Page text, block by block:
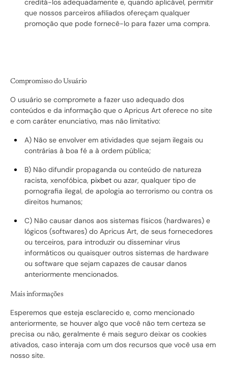
creditá-los adequadamente e, quando aplicável, permitir
que nossos parceiros afiliados ofereçam qualquer
promoção que pode fornecê-lo para fazer uma compra.
Compromisso do Usuário
O usuário se compromete a fazer uso adequado dos
conteúdos e da informação que o Apricus Art oferece no site
e com caráter enunciativo, mas não limitativo:
A) Não se envolver em atividades que sejam ilegais ou
contrárias à boa fé a à ordem pública;
B) Não difundir propaganda ou conteúdo de natureza
racista, xenofóbica, pixbet ou azar, qualquer tipo de
pornografia ilegal, de apologia ao terrorismo ou contra os
direitos humanos;
C) Não causar danos aos sistemas físicos (hardwares) e
lógicos (softwares) do Apricus Art, de seus fornecedores
ou terceiros, para introduzir ou disseminar vírus
informáticos ou quaisquer outros sistemas de hardware
ou software que sejam capazes de causar danos
anteriormente mencionados.
Mais informações
Esperemos que esteja esclarecido e, como mencionado
anteriormente, se houver algo que você não tem certeza se
precisa ou não, geralmente é mais seguro deixar os cookies
ativados, caso interaja com um dos recursos que você usa em
nosso site.